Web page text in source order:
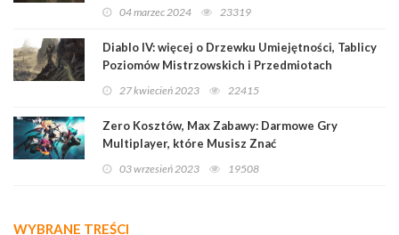
04 marzec 2024 23319
Diablo IV: więcej o Drzewku Umiejętności, Tablicy
Poziomów Mistrzowskich i Przedmiotach
27 kwiecień 2023 22415
Zero Kosztów, Max Zabawy: Darmowe Gry
Multiplayer, które Musisz Znać
03 wrzesień 2023 19508
WYBRANE TREŚCI